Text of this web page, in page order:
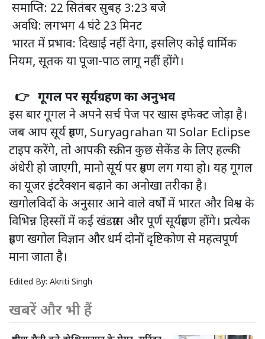
समाप्ति: 22 सितंबर सुबह 3:23 बजे
अवधि: लगभग 4 घंटे 23 मिनट
भारत में प्रभाव: दिखाई नहीं देगा, इसलिए कोई धार्मिक
नियम, सूतक या पूजा-पाठ लागू नहीं होंगे।
👉 गूगल पर सूर्यग्रहण का अनुभव
इस बार गूगल ने अपने सर्च पेज पर खास इफेक्ट जोड़ा है।
जब आप सूर्य ग्रहण, Suryagrahan या Solar Eclipse
टाइप करेंगे, तो आपकी स्क्रीन कुछ सेकेंड के लिए हल्की
अंधेरी हो जाएगी, मानो सूर्य पर ग्रहण लग गया हो। यह गूगल
का यूजर इंटरैक्शन बढ़ाने का अनोखा तरीका है।
खगोलविदों के अनुसार आने वाले वर्षों में भारत और विश्व के
विभिन्न हिस्सों में कई खंडग्रास और पूर्ण सूर्यग्रहण होंगे। प्रत्येक
ग्रहण खगोल विज्ञान और धर्म दोनों दृष्टिकोण से महत्वपूर्ण
माना जाता है।
Edited By: Akriti Singh
खबरें और भी हैं